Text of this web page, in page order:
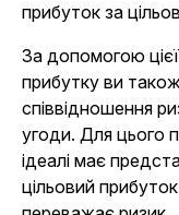
прибуток за
За допомогою
прибутку ви
співвідношення
угоди. Для цього
ідеалі має
цільовий